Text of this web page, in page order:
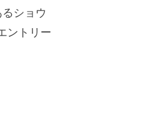
ショウ
ントリー